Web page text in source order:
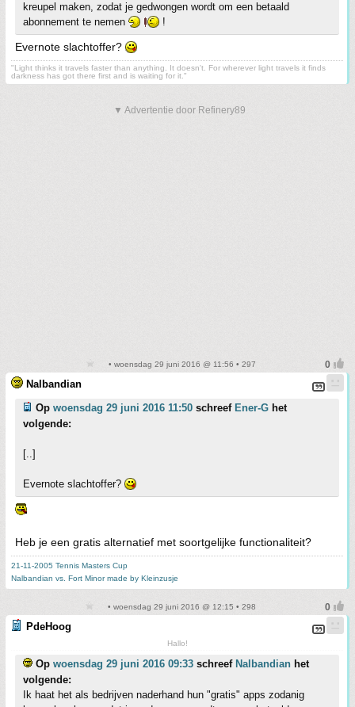
kreupel maken, zodat je gedwongen wordt om een betaald
abonnement te nemen
!
Evernote slachtoffer?
"Light thinks it travels faster than anything. It doesn't. For wherever light travels it finds
darkness has got there first and is waiting for it."
▼ Advertentie door Refinery89
• woensdag 29 juni 2016 @ 11:56 • 297
Nalbandian
Op woensdag 29 juni 2016 11:50 schreef Ener-G het
volgende:
[..]
Evernote slachtoffer?
Heb je een gratis alternatief met soortgelijke functionaliteit?
21-11-2005 Tennis Masters Cup
Nalbandian vs. Fort Minor made by Kleinzusje
• woensdag 29 juni 2016 @ 12:15 • 298
PdeHoog
Hallo!
Op woensdag 29 juni 2016 09:33 schreef Nalbandian het
volgende:
Ik haat het als bedrijven naderhand hun "gratis" apps zodanig